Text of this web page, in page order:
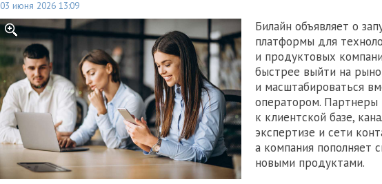
03 июня 2026 13:09
Билайн объявляет о
платформы для
и продуктовых
быстрее выйти на
и масштабироваться
оператором. Партнеры
к клиентской базе,
экспертизе и сети
а компания пополняет
новыми продуктами.